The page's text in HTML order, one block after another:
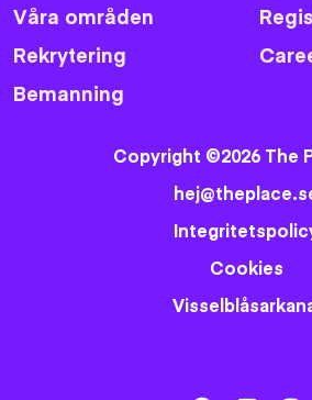
Våra områden
Rekrytering
Bemanning
Copyright ©2026 The
Cookies